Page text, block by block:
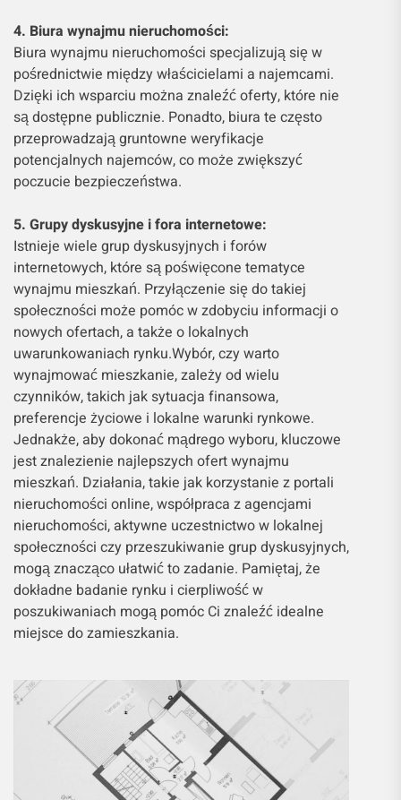
4. Biura wynajmu nieruchomości:
Biura wynajmu nieruchomości specjalizują się w
pośrednictwie między właścicielami a najemcami.
Dzięki ich wsparciu można znaleźć oferty, które nie
są dostępne publicznie. Ponadto, biura te często
przeprowadzają gruntowne weryfikacje
potencjalnych najemców, co może zwiększyć
poczucie bezpieczeństwa.
5. Grupy dyskusyjne i fora internetowe:
Istnieje wiele grup dyskusyjnych i forów
internetowych, które są poświęcone tematyce
wynajmu mieszkań. Przyłączenie się do takiej
społeczności może pomóc w zdobyciu informacji o
nowych ofertach, a także o lokalnych
uwarunkowaniach rynku.Wybór, czy warto
wynajmować mieszkanie, zależy od wielu
czynników, takich jak sytuacja finansowa,
preferencje życiowe i lokalne warunki rynkowe.
Jednakże, aby dokonać mądrego wyboru, kluczowe
jest znalezienie najlepszych ofert wynajmu
mieszkań. Działania, takie jak korzystanie z portali
nieruchomości online, współpraca z agencjami
nieruchomości, aktywne uczestnictwo w lokalnej
społeczności czy przeszukiwanie grup dyskusyjnych,
mogą znacząco ułatwić to zadanie. Pamiętaj, że
dokładne badanie rynku i cierpliwość w
poszukiwaniach mogą pomóc Ci znaleźć idealne
miejsce do zamieszkania.